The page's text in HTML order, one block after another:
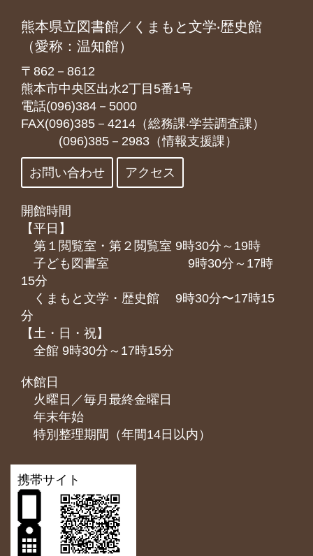
熊本県立図書館／くまもと文学‧歴史館
（愛称：温知館）
〒862－8612
熊本市中央区出水2丁目5番1号
電話(096)384－5000
FAX(096)385－4214（総務課‧学芸調査課）
(096)385－2983（情報支援課）
お問い合わせ アクセス
開館時間
【平日】
第１閲覧室・第２閲覧室 9時30分～19時
子ども図書室 9時30分～17時
15分
くまもと⽂学・歴史館 9時30分〜17時15
分
【土・日・祝】
全館 9時30分～17時15分
休館日
火曜日／毎月最終金曜日
年末年始
特別整理期間（年間14日以内）
携帯サイト